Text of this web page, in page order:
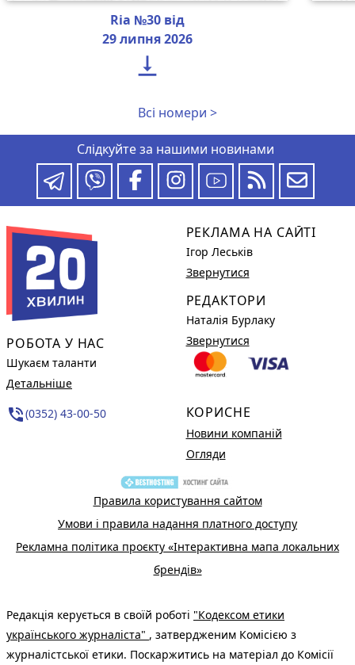
Ria №30 від
29 липня 2026

Всі номери >
Слідкуйте за нашими новинами
РОБОТА У НАС
Шукаєм таланти
Детальніше
phone_in_talk(0352) 43-00-50
РЕКЛАМА НА САЙТІ
Ігор Леськів
Звернутися
РЕДАКТОРИ
Наталія Бурлаку
Звернутися
КОРИСНЕ
Новини компаній
Огляди
Правила користування сайтом
Умови і правила надання платного доступу
Рекламна політика проєкту «Інтерактивна мапа локальних
брендів»
Редакція керується в своїй роботі "Кодексом етики
українського журналіста" , затвердженим Комісією з
журналістської етики. Поскаржитись на матеріал до Комісії